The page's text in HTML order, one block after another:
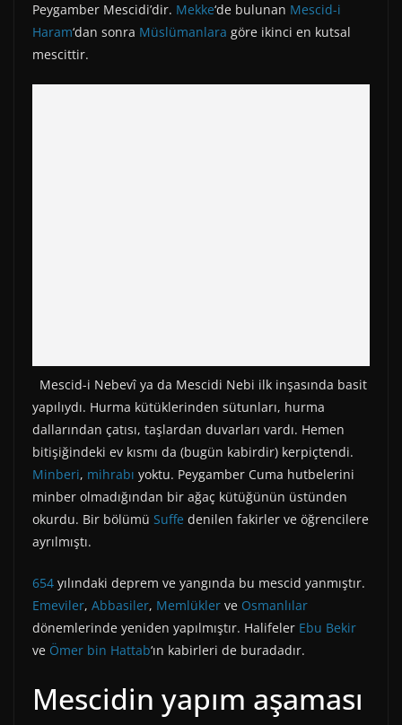
Peygamber Mescidi’dir. Mekke‘de bulunan Mescid-i
Haram‘dan sonra Müslümanlara göre ikinci en kutsal
mescittir.
Mescid-i Nebevî ya da Mescidi Nebi ilk inşasında basit
yapılıydı. Hurma kütüklerinden sütunları, hurma
dallarından çatısı, taşlardan duvarları vardı. Hemen
bitişiğindeki ev kısmı da (bugün kabirdir) kerpiçtendi.
Minberi, mihrabı yoktu. Peygamber Cuma hutbelerini
minber olmadığından bir ağaç kütüğünün üstünden
okurdu. Bir bölümü Suffe denilen fakirler ve öğrencilere
ayrılmıştı.
654 yılındaki deprem ve yangında bu mescid yanmıştır.
Emeviler, Abbasiler, Memlükler ve Osmanlılar
dönemlerinde yeniden yapılmıştır. Halifeler Ebu Bekir
ve Ömer bin Hattab‘ın kabirleri de buradadır.
Mescidin yapım aşaması